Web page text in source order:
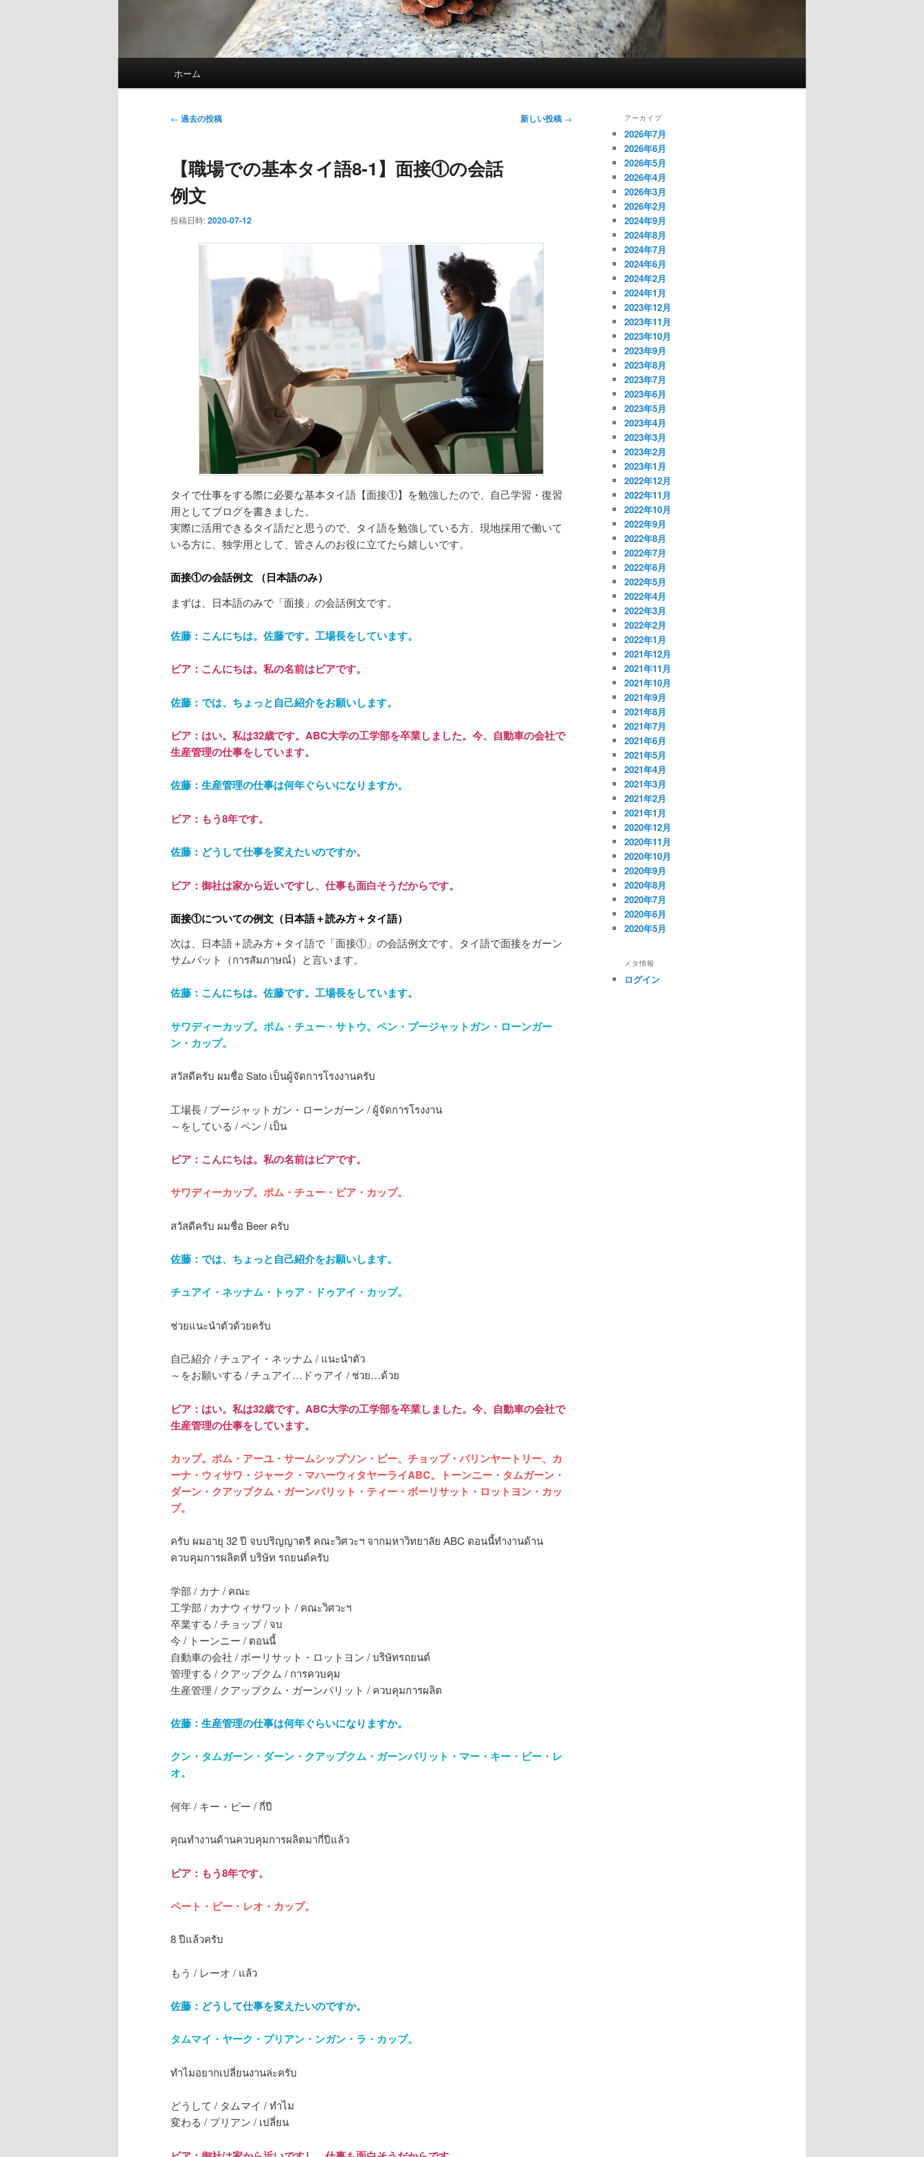
ホーム
投
ー
シ
← 過去の投稿 新しい投稿 →
【職場での基本タイ語8-1】面接①の会話
例文
投稿日時:2020-07-12
タイで仕事をする際に必要な基本タイ語【面接①】を勉強したので、自己学習・復習
用としてブログを書きました。
実際に活用できるタイ語だと思うので、タイ語を勉強している方、現地採用で働いて
いる方に、独学用として、皆さんのお役に立てたら嬉しいです。
面接①の会話例文 （日本語のみ）
まずは、日本語のみで「面接」の会話例文です。
佐藤：こんにちは。佐藤です。工場長をしています。
ビア：こんにちは。私の名前はビアです。
佐藤：では、ちょっと自己紹介をお願いします。
ビア：はい。私は32歳です。ABC大学の工学部を卒業しました。今、自動車の会社で
生産管理の仕事をしています。
佐藤：生産管理の仕事は何年ぐらいになりますか。
ビア：もう8年です。
佐藤：どうして仕事を変えたいのですか。
ビア：御社は家から近いですし、仕事も面白そうだからです。
面接①についての例文 （日本語＋読み方＋タイ語）
次は、日本語＋読み方＋タイ語で「面接①」の会話例文です。タイ語で面接をガーン
サムパット（การสัมภาษณ์）と言います。
佐藤：こんにちは。佐藤です。工場長をしています。
サワディーカップ。ポム・チュー・サトウ。ペン・プージャットガン・ローンガー
ン・カップ。
สวัสดีครับ ผมชื่อ Sato เป็นผู้จัดการโรงงานครับ
工場長 / プージャットガン・ローンガーン / ผู้จัดการโรงงาน
～をしている / ペン / เป็น
ビア：こんにちは。私の名前はビアです。
サワディーカップ。ポム・チュー・ビア・カップ。
สวัสดีครับ ผมชื่อ Beer ครับ
佐藤：では、ちょっと自己紹介をお願いします。
チュアイ・ネッナム・トゥア・ドゥアイ・カップ。
ช่วยแนะนำตัวด้วยครับ
自己紹介 / チュアイ・ネッナム / แนะนำตัว
～をお願いする / チュアイ…ドゥアイ / ช่วย…ด้วย
ビア：はい。私は32歳です。ABC大学の工学部を卒業しました。今、自動車の会社で
生産管理の仕事をしています。
カップ。ポム・アーユ・サームシップソン・ピー、チョップ・パリンヤートリー、カ
ーナ・ウィサワ・ジャーク・マハーウィタヤーライABC。トーンニー・タムガーン・
ダーン・クアップクム・ガーンパリット・ティー・ボーリサット・ロットヨン・カッ
プ。
ครับ ผมอายุ 32 ปี จบปริญญาตรี คณะวิศวะฯ จากมหาวิทยาลัย ABC ตอนนี้ทํางานด้าน
ควบคุมการผลิตที่ บริษัท รถยนต์ครับ
学部 / カナ / คณะ
工学部 / カナウィサワット / คณะวิศวะฯ
卒業する / チョップ / จบ
今 / トーンニー / ตอนนี้
自動車の会社 / ボーリサット・ロットヨン / บริษัทรถยนต์
管理する / クアップクム / การควบคุม
生産管理 / クアップクム・ガーンパリット / ควบคุมการผลิต
佐藤：生産管理の仕事は何年ぐらいになりますか。
クン・タムガーン・ダーン・クアップクム・ガーンパリット・マー・キー・ピー・レ
オ。
何年 / キー・ピー / กี่ปี
คุณทำงานด้านควบคุมการผลิตมากี่ปีแล้ว
ビア：もう8年です。
ペート・ピー・レオ・カップ。
8 ปีแล้วครับ
もう / レーオ / แล้ว
佐藤：どうして仕事を変えたいのですか。
タムマイ・ヤーク・プリアン・ンガン・ラ・カップ。
ทำไมอยากเปลี่ยนงานล่ะครับ
どうして / タムマイ / ทำไม
変わる / プリアン / เปลี่ยน
アーカイブ
2026年7月
2026年6月
2026年5月
2026年4月
2026年3月
2026年2月
2024年9月
2024年8月
2024年7月
2024年6月
2024年2月
2024年1月
2023年12月
2023年11月
2023年10月
2023年9月
2023年8月
2023年7月
2023年6月
2023年5月
2023年4月
2023年3月
2023年2月
2023年1月
2022年12月
2022年11月
2022年10月
2022年9月
2022年8月
2022年7月
2022年6月
2022年5月
2022年4月
2022年3月
2022年2月
2022年1月
2021年12月
2021年11月
2021年10月
2021年9月
2021年8月
2021年7月
2021年6月
2021年5月
2021年4月
2021年3月
2021年2月
2021年1月
2020年12月
2020年11月
2020年10月
2020年9月
2020年8月
2020年7月
2020年6月
2020年5月
メタ情報
ログイン